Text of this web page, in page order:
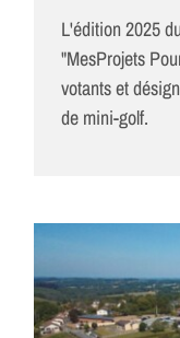
L'édition 2025
"MesProjets
votants et
de mini-golf.